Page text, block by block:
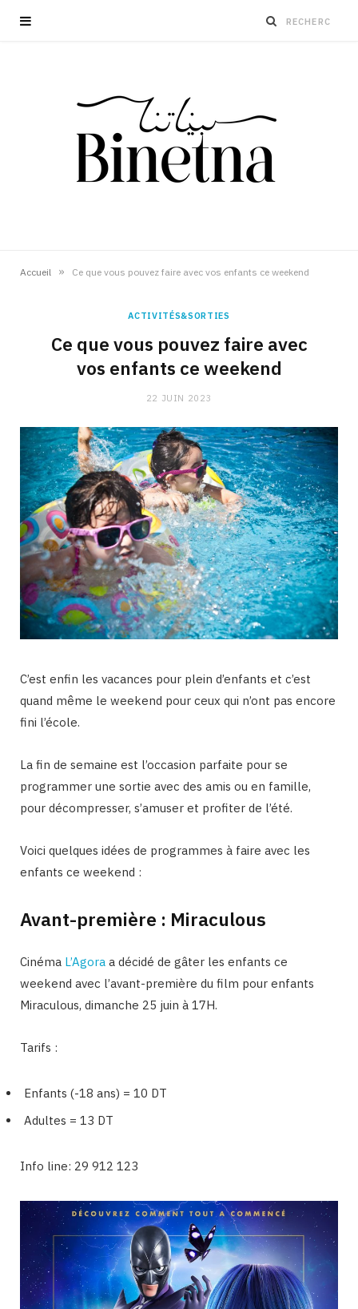
Accueil » Ce que vous pouvez faire avec vos enfants ce weekend
ACTIVITÉS&SORTIES
Ce que vous pouvez faire avec
vos enfants ce weekend
22 JUIN 2023
C’est enfin les vacances pour plein d’enfants et c’est
quand même le weekend pour ceux qui n’ont pas encore
fini l’école.
La fin de semaine est l’occasion parfaite pour se
programmer une sortie avec des amis ou en famille,
pour décompresser, s’amuser et profiter de l’été.
Voici quelques idées de programmes à faire avec les
enfants ce weekend :
Avant-première : Miraculous
Cinéma L’Agora a décidé de gâter les enfants ce
weekend avec l’avant-première du film pour enfants
Miraculous, dimanche 25 juin à 17H.
Tarifs :
Enfants (-18 ans) = 10 DT
Adultes = 13 DT
Info line: 29 912 123